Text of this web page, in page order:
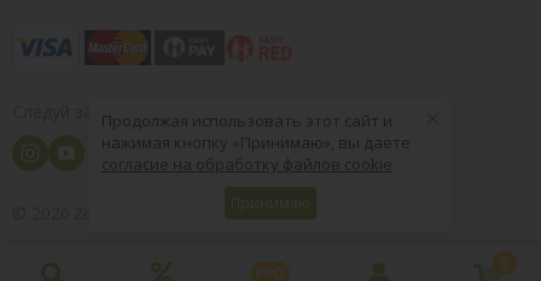
Следуй за нами
8 (800) 004-09-40
PRO 0
×
Продолжая использовать этот сайт и
нажимая кнопку «Принимаю», вы даете
согласие на обработку файлов cookie
Принимаю